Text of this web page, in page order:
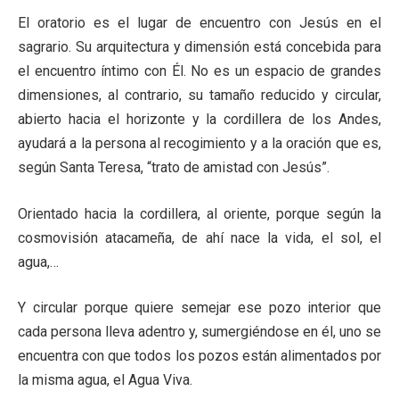
El oratorio es el lugar de encuentro con Jesús en el
sagrario. Su arquitectura y dimensión está concebida para
el encuentro íntimo con Él. No es un espacio de grandes
dimensiones, al contrario, su tamaño reducido y circular,
abierto hacia el horizonte y la cordillera de los Andes,
ayudará a la persona al recogimiento y a la oración que es,
según Santa Teresa, “trato de amistad con Jesús”.
Orientado hacia la cordillera, al oriente, porque según la
cosmovisión atacameña, de ahí nace la vida, el sol, el
agua,…
Y circular porque quiere semejar ese pozo interior que
cada persona lleva adentro y, sumergiéndose en él, uno se
encuentra con que todos los pozos están alimentados por
la misma agua, el Agua Viva.